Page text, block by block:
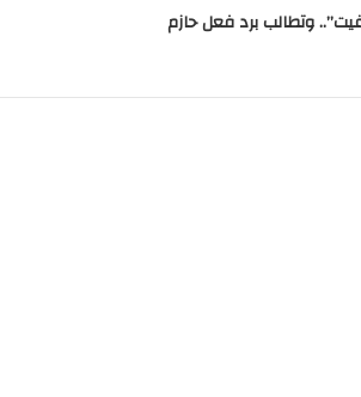
وتطالب برد فعل حازم